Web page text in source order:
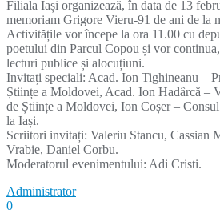
Filiala Iași organizează, în data de 13
memoriam Grigore Vieru-91 de ani de la
Activitățile vor începe la ora 11.00 cu
poetului din Parcul Copou și vor
lecturi publice și alocuțiuni.
Invitați speciali: Acad. Ion Tighineanu –
Științe a Moldovei, Acad. Ion Hadârcă –
de Științe a Moldovei, Ion Coșer –
la Iași.
Scriitori invitați: Valeriu Stancu, Cassian
Vrabie, Daniel Corbu.
Moderatorul evenimentului: Adi Cristi.
Administrator
0